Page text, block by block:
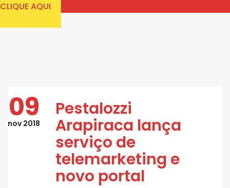
CLIQUE AQUI
09
nov 2018
Pestalozzi
Arapiraca lança
serviço de
telemarketing e
novo portal